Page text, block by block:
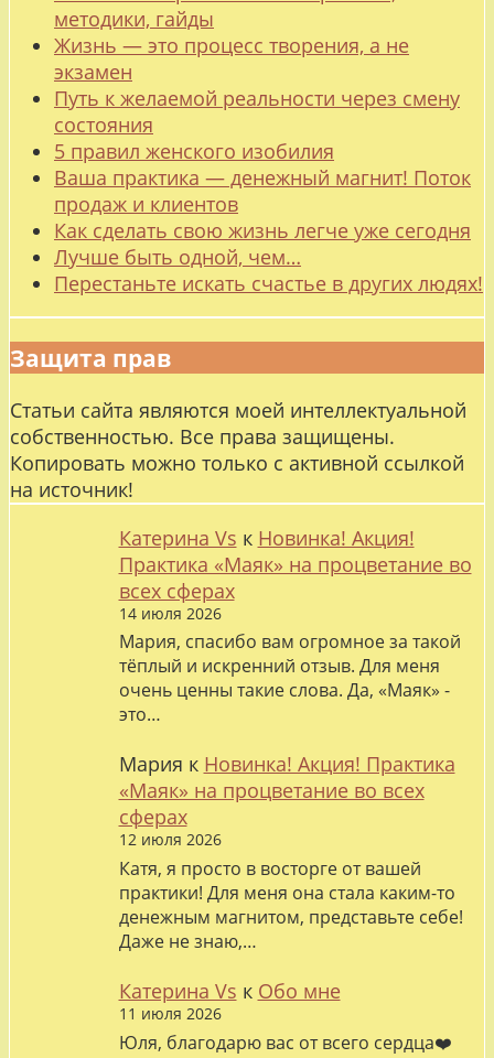
методики, гайды
Жизнь — это процесс творения, а не
экзамен
Путь к желаемой реальности через смену
состояния
5 правил женского изобилия
Ваша практика — денежный магнит! Поток
продаж и клиентов
Как сделать свою жизнь легче уже сегодня
Лучше быть одной, чем…
Перестаньте искать счастье в других людях!
Защита прав
Статьи сайта являются моей интеллектуальной
собственностью. Все права защищены.
Копировать можно только с активной ссылкой
на источник!
Катерина Vs к Новинка! Акция!
Практика «Маяк» на процветание во
всех сферах
14 июля 2026
Мария, спасибо вам огромное за такой
тёплый и искренний отзыв. Для меня
очень ценны такие слова. Да, «Маяк» -
это…
Мария к Новинка! Акция! Практика
«Маяк» на процветание во всех
сферах
12 июля 2026
Катя, я просто в восторге от вашей
практики! Для меня она стала каким-то
денежным магнитом, представьте себе!
Даже не знаю,…
Катерина Vs к Обо мне
11 июля 2026
Юля, благодарю вас от всего сердца❤️